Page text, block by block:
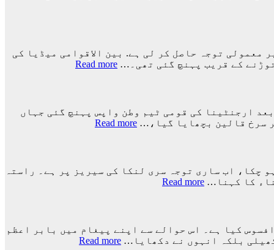
دنیا بھر میں غیر معمولی توجہ حاصل کر لی ہے. بین الاقوامی میڈیا کی
Read more
:
ورلڈ
کپ
درخواست
لاکھ
ورلڈ کپ 2026ء کے فائنل میں اسپین کے ہاتھوں اضافی وقت میں 1-0 سے شکست کے بعد ارجنٹینا کی قومی ٹیم وطن واپس پہنچ گئی جہاں
سرخ قالین بچھایا گیا،… Read more
:
شکست
ٹیم
کے
چکا، اب ساری توجہ سری لنکا کی سیریز پر ہے۔ راستہ
کا کہنا… Read more
:
نہیں
ہوا،
کیا ہے۔ اس حوالے سے اپنے پیغام میں بابر اعظم
بلکہ انہوں نے دکھایا… Read more
: